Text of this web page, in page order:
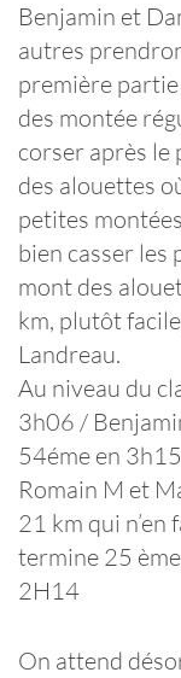
Benjamin et
autres
première
des montée
corser après
des alouettes
petites
bien casser les
mont des
km, plutôt
Landreau.
Au niveau du
3h06 /
54éme en
Romain M et
21 km qui
termine 25
2H14
On attend